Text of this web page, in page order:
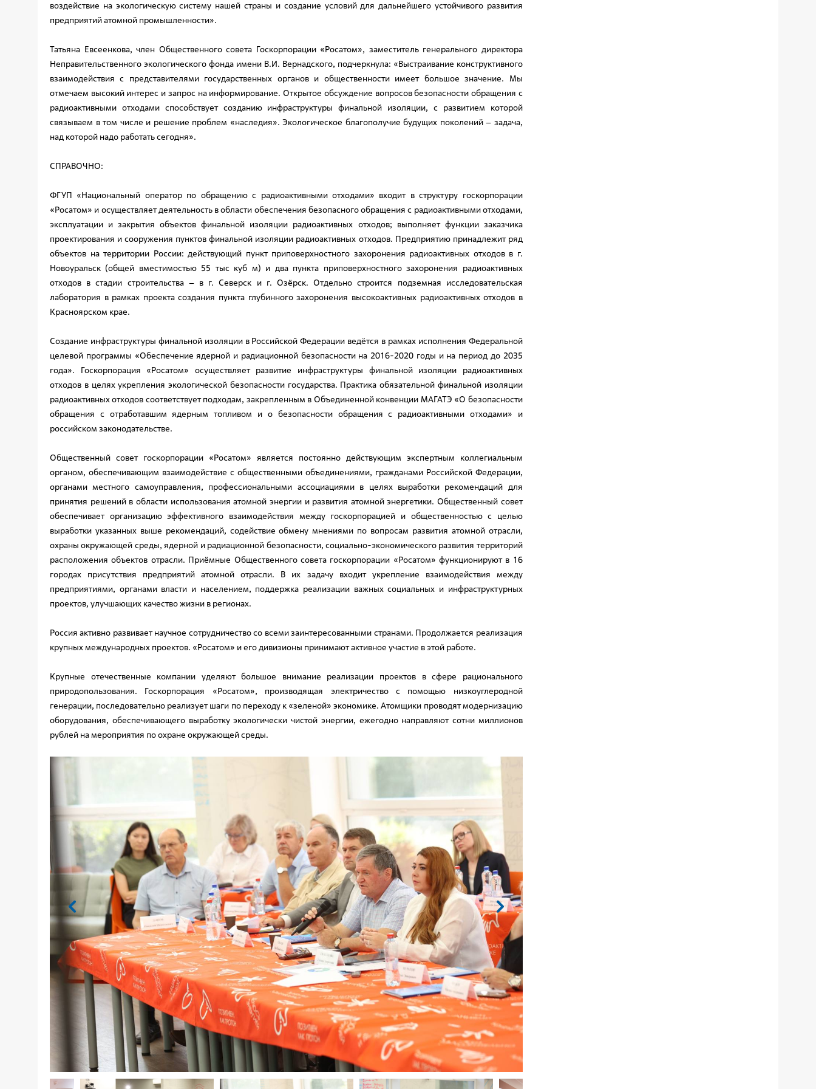
воздействие на экологическую систему нашей страны и создание условий для дальнейшего устойчивого развития
предприятий атомной промышленности».
Татьяна Евсеенкова, член Общественного совета Госкорпорации «Росатом», заместитель генерального директора
Неправительственного экологического фонда имени В.И. Вернадского, подчеркнула: «Выстраивание конструктивного
взаимодействия с представителями государственных органов и общественности имеет большое значение. Мы
отмечаем высокий интерес и запрос на информирование. Открытое обсуждение вопросов безопасности обращения с
радиоактивными отходами способствует созданию инфраструктуры финальной изоляции, с развитием которой
связываем в том числе и решение проблем «наследия». Экологическое благополучие будущих поколений – задача,
над которой надо работать сегодня».
СПРАВОЧНО:
ФГУП «Национальный оператор по обращению с радиоактивными отходами» входит в структуру госкорпорации
«Росатом» и осуществляет деятельность в области обеспечения безопасного обращения с радиоактивными отходами,
эксплуатации и закрытия объектов финальной изоляции радиоактивных отходов; выполняет функции заказчика
проектирования и сооружения пунктов финальной изоляции радиоактивных отходов. Предприятию принадлежит ряд
объектов на территории России: действующий пункт приповерхностного захоронения радиоактивных отходов в г.
Новоуральск (общей вместимостью 55 тыс куб м) и два пункта приповерхностного захоронения радиоактивных
отходов в стадии строительства – в г. Северск и г. Озёрск. Отдельно строится подземная исследовательская
лаборатория в рамках проекта создания пункта глубинного захоронения высокоактивных радиоактивных отходов в
Красноярском крае.
Создание инфраструктуры финальной изоляции в Российской Федерации ведётся в рамках исполнения Федеральной
целевой программы «Обеспечение ядерной и радиационной безопасности на 2016-2020 годы и на период до 2035
года». Госкорпорация «Росатом» осуществляет развитие инфраструктуры финальной изоляции радиоактивных
отходов в целях укрепления экологической безопасности государства. Практика обязательной финальной изоляции
радиоактивных отходов соответствует подходам, закрепленным в Объединенной конвенции МАГАТЭ «О безопасности
обращения с отработавшим ядерным топливом и о безопасности обращения с радиоактивными отходами» и
российском законодательстве.
Общественный совет госкорпорации «Росатом» является постоянно действующим экспертным коллегиальным
органом, обеспечивающим взаимодействие с общественными объединениями, гражданами Российской Федерации,
органами местного самоуправления, профессиональными ассоциациями в целях выработки рекомендаций для
принятия решений в области использования атомной энергии и развития атомной энергетики. Общественный совет
обеспечивает организацию эффективного взаимодействия между госкорпорацией и общественностью с целью
выработки указанных выше рекомендаций, содействие обмену мнениями по вопросам развития атомной отрасли,
охраны окружающей среды, ядерной и радиационной безопасности, социально-экономического развития территорий
расположения объектов отрасли. Приёмные Общественного совета госкорпорации «Росатом» функционируют в 16
городах присутствия предприятий атомной отрасли. В их задачу входит укрепление взаимодействия между
предприятиями, органами власти и населением, поддержка реализации важных социальных и инфраструктурных
проектов, улучшающих качество жизни в регионах.
Россия активно развивает научное сотрудничество со всеми заинтересованными странами. Продолжается реализация
крупных международных проектов. «Росатом» и его дивизионы принимают активное участие в этой работе.
Крупные отечественные компании уделяют большое внимание реализации проектов в сфере рационального
природопользования. Госкорпорация «Росатом», производящая электричество с помощью низкоуглеродной
генерации, последовательно реализует шаги по переходу к «зеленой» экономике. Атомщики проводят модернизацию
оборудования, обеспечивающего выработку экологически чистой энергии, ежегодно направляют сотни миллионов
рублей на мероприятия по охране окружающей среды.